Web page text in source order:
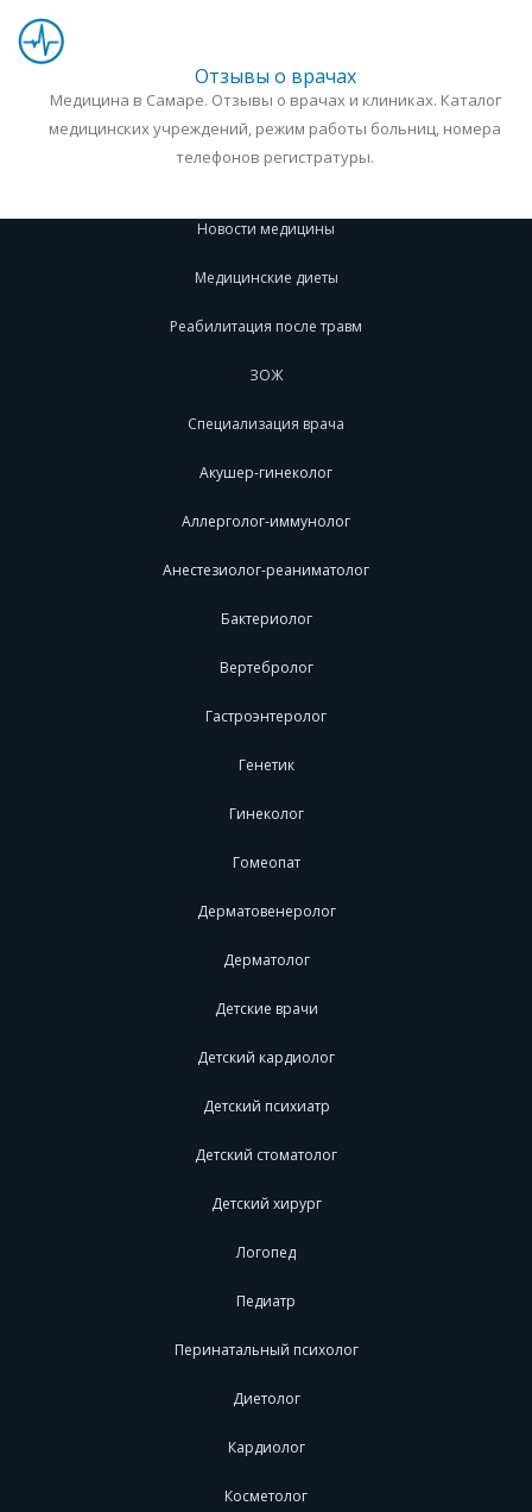
Отзывы о врачах
Медицина в Самаре. Отзывы о врачах и клиниках. Каталог
медицинских учреждений, режим работы больниц, номера
телефонов регистратуры.
Новости медицины
Медицинские диеты
Реабилитация после травм
ЗОЖ
Специализация врача
Акушер-гинеколог
Аллерголог-иммунолог
Анестезиолог-реаниматолог
Бактериолог
Вертебролог
Гастроэнтеролог
Генетик
Гинеколог
Гомеопат
Дерматовенеролог
Дерматолог
Детские врачи
Детский кардиолог
Детский психиатр
Детский стоматолог
Детский хирург
Логопед
Педиатр
Перинатальный психолог
Диетолог
Кардиолог
Косметолог